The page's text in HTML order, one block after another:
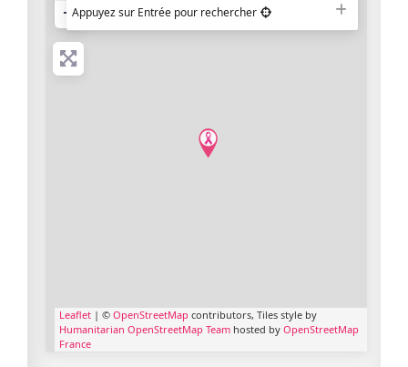
−Appuyez sur Entrée pour rechercher
Leaflet | © OpenStreetMap contributors, Tiles style by
Humanitarian OpenStreetMap Team hosted by OpenStreetMap
France